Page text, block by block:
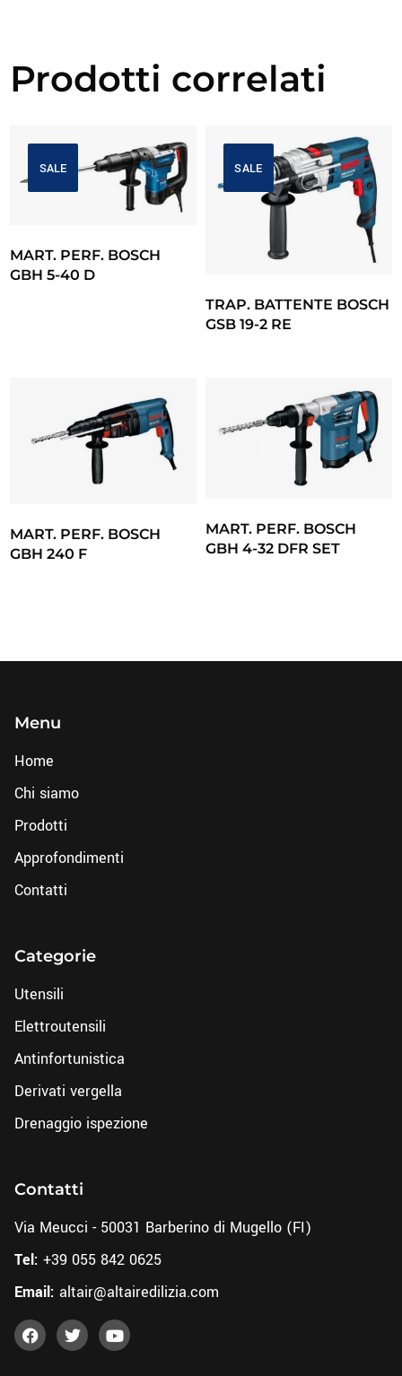
Prodotti correlati
SALE
MART. PERF. BOSCH
GBH 5-40 D
SALE
TRAP. BATTENTE BOSCH
GSB 19-2 RE
MART. PERF. BOSCH
GBH 240 F
MART. PERF. BOSCH
GBH 4-32 DFR SET
Menu
Home
Chi siamo
Prodotti
Approfondimenti
Contatti
Categorie
Utensili
Elettroutensili
Antinfortunistica
Derivati vergella
Drenaggio ispezione
Contatti
Via Meucci - 50031 Barberino di Mugello (FI)
Tel: +39 055 842 0625
Email: altair@altairedilizia.com